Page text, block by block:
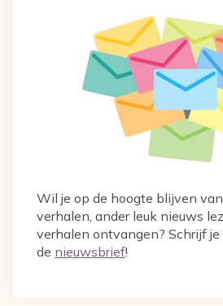
Wil je op de hoogte blijven
verhalen, ander leuk nieuws
verhalen ontvangen? Schrijf je
de nieuwsbrief!